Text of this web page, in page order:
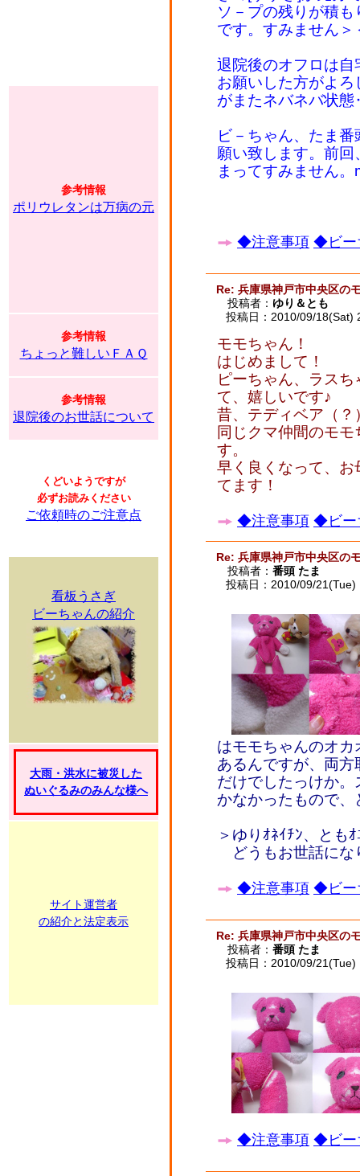
参考情報
ポリウレタンは万病の元
参考情報
ちょっと難しいＦＡＱ
参考情報
退院後のお世話について
くどいようですが
必ずお読みください
ご依頼時のご注意点
看板うさぎ
ビーちゃんの紹介
大雨・洪水に被災した
ぬいぐるみのみんな様へ
サイト運営者
の紹介と法定表示
ソ－プの残りが積
です。すみません
退院後のオフロは
お願いした方がよ
がまたネバネバ状
ビ－ちゃん、たま
願い致します。前
まってすみません。
◆注意事項 ◆ビー
Re: 兵庫県神戸市中央区の
投稿者： ゆり＆とも
投稿日：2010/09/18(Sat)
モモちゃん！
はじめまして！
ピーちゃん、ラス
て、嬉しいです♪
昔、テディベア（
同じクマ仲間のモ
す。
早く良くなって、
てます！
◆注意事項 ◆ビー
Re: 兵庫県神戸市中央区の
投稿者： 番頭 たま
投稿日：2010/09/
はモモちゃんのオ
あるんですが、両
だけでしたっけか
かなかったもので
＞ゆりｵﾈｲﾁﾝ、ともｵ
どうもお世話にな
◆注意事項 ◆ビー
Re: 兵庫県神戸市中央区の
投稿者： 番頭 たま
投稿日：2010/09/
◆注意事項 ◆ビー